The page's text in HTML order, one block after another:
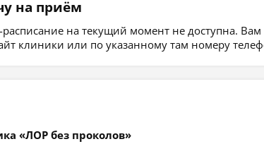
на приём
на текущий момент не доступна.
клиники или по указанному там номеру
«ЛОР без проколов»